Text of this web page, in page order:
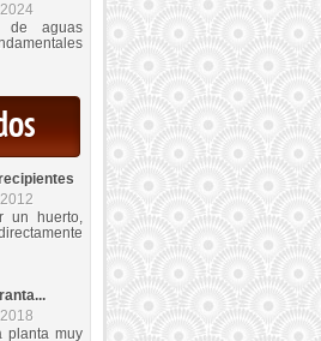
de aguas
un huerto,
planta muy